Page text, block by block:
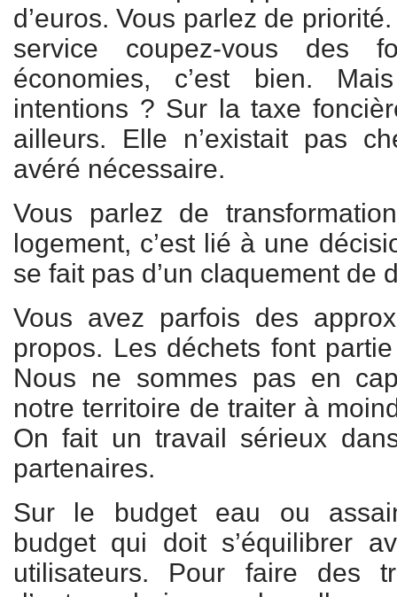
d’euros. Vous parlez de
service coupez-vous des
économies, c’est bien.
intentions ? Sur la taxe
ailleurs. Elle n’existait pas
avéré nécessaire.
Vous parlez de
logement, c’est lié à une
se fait pas d’un claquement de
Vous avez parfois des
propos. Les déchets font
Nous ne sommes pas en
notre territoire de traiter à
On fait un travail sérieux
partenaires.
Sur le budget eau ou
budget qui doit s’équilibrer
utilisateurs. Pour faire des